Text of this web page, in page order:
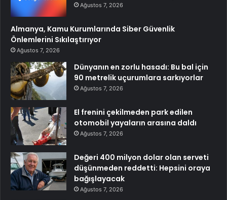
Ağustos 7, 2026
Almanya, Kamu Kurumlarında Siber Güvenlik
Önlemlerini Sıkılaştırıyor
Ağustos 7, 2026
Dünyanın en zorlu hasadı: Bu bal için
90 metrelik uçurumlara sarkıyorlar
Ağustos 7, 2026
El frenini çekilmeden park edilen
otomobil yayaların arasına daldı
Ağustos 7, 2026
Değeri 400 milyon dolar olan serveti
düşünmeden reddetti: Hepsini oraya
bağışlayacak
Ağustos 7, 2026